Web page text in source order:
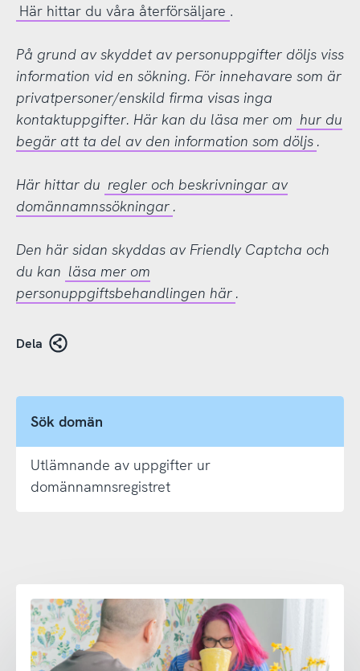
Här hittar du våra återförsäljare .
På grund av skyddet av personuppgifter döljs viss
information vid en sökning. För innehavare som är
privatpersoner/enskild firma visas inga
kontaktuppgifter. Här kan du läsa mer om hur du
begär att ta del av den information som döljs .
Här hittar du regler och beskrivningar av
domännamnssökningar .
Den här sidan skyddas av Friendly Captcha och
du kan läsa mer om
personuppgiftsbehandlingen här .
Dela
Sök domän
Utlämnande av uppgifter ur
domännamnsregistret